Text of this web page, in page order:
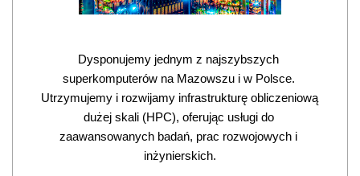
Dysponujemy jednym z najszybszych
superkomputerów na Mazowszu i w Polsce.
Utrzymujemy i rozwijamy infrastrukturę obliczeniową
dużej skali (HPC), oferując usługi do
zaawansowanych badań, prac rozwojowych i
inżynierskich.